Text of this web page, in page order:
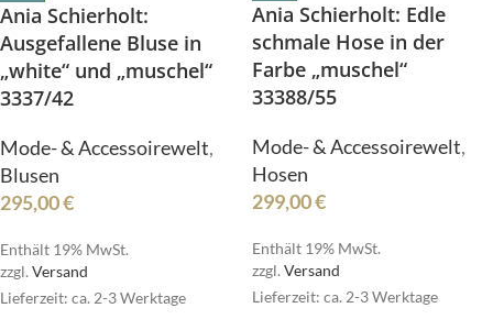
Ania Schierholt:
Ausgefallene Bluse in
„white“ und „muschel“
3337/42
Mode- & Accessoirewelt,
Blusen
295,00€
Enthält 19% MwSt.
zzgl. Versand
Lieferzeit: ca. 2-3 Werktage
Ania Schierholt: Edle
schmale Hose in der
Farbe „muschel“
33388/55
Mode- & Accessoirewelt,
Hosen
299,00€
Enthält 19% MwSt.
zzgl. Versand
Lieferzeit: ca. 2-3 Werktage